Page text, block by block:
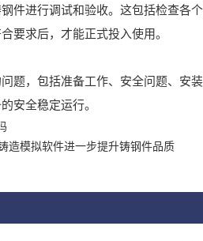
进行调试和验收。这包括检查各
要求后，才能正式投入使用。
，包括准备工作、安全问题、安
安全稳定运行。
造模拟软件进一步提升铸钢件品质